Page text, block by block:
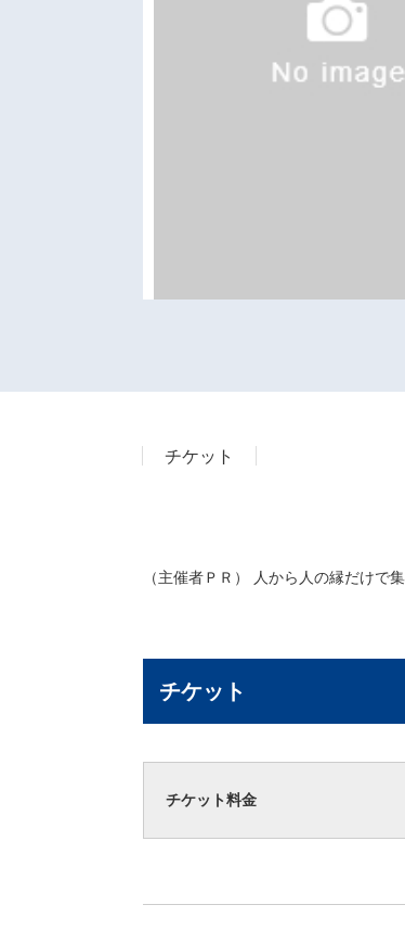
チケット
（主催者ＰＲ） 人から人の縁だけで
チケット
チケット料金